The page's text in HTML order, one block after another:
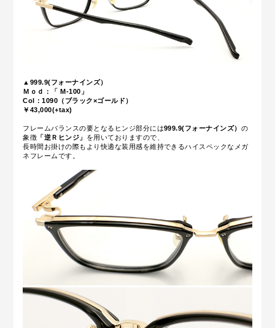
▲999.9(フォーナインズ）
Ｍｏｄ：「 M-100」
Col：1090（ブラック×ゴールド）
￥43,000(+tax)
フレームバランスの要となるヒンジ部分には999.9(フォーナインズ） の
象徴 「逆Ｒヒンジ」
を用いておりますので、
長時間お掛けの際もより快適な装用感を維持できるハイスペックなメガ
ネフレームです。